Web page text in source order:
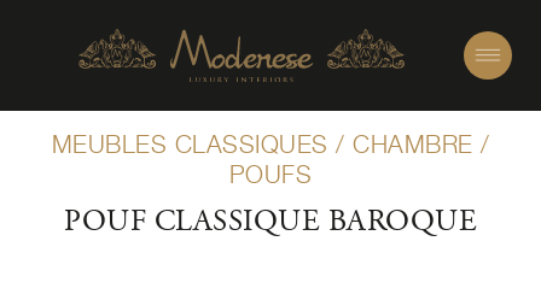
MEUBLES CLASSIQUES / CHAMBRE /
POUFS
POUF CLASSIQUE BAROQUE